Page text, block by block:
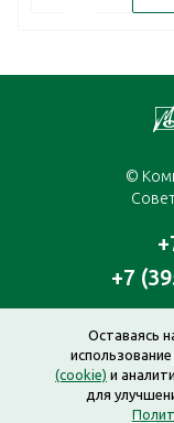
©
+7
Оставаясь
использование
(cookie) и
для